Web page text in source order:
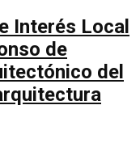
Interés Local
de
del